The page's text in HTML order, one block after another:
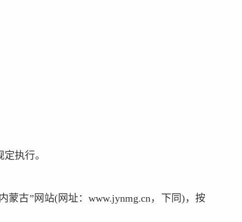
执行。
蒙古”网站(网址：www.jynmg.cn，下同 )，按